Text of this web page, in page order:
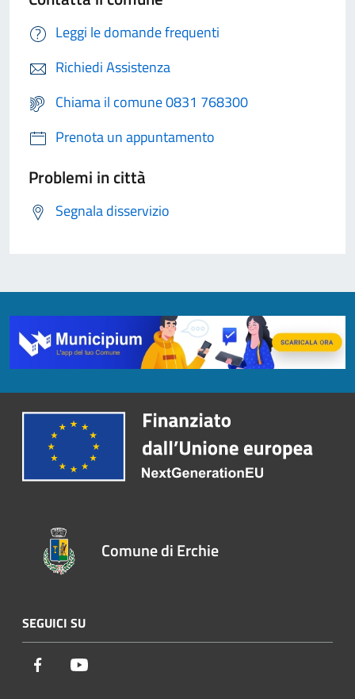
Leggi le domande frequenti
Richiedi Assistenza
Chiama il comune 0831 768300
Prenota un appuntamento
Problemi in città
Segnala disservizio
Comune di Erchie
SEGUICI SU
Facebook